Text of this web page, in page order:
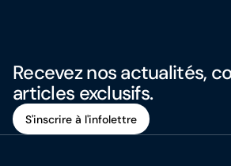
Recevez nos actualités,
articles exclusifs.
S'inscrire à l'infolettre